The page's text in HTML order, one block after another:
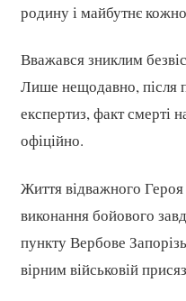
родину і майбутнє
Вважався зниклим
Лише нещодавно, після
експертиз, факт смерті
офіційно.
Життя відважного Героя
виконання бойового
пункту Вербове
вірним військовій